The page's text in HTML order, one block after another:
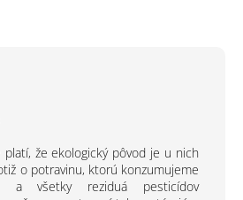
platí, že ekologický pôvod je u nich
o potravinu, ktorú konzumujeme
a všetky reziduá pesticídov